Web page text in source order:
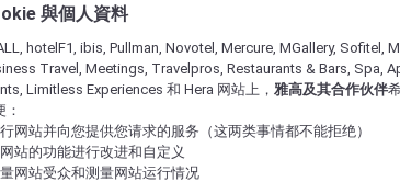
與個人資料
hotelF1, ibis, Pullman, Novotel, Mercure, MGallery, Sofitel,
Travel, Meetings, Travelpros, Restaurants & Bars, Spa,
Limitless Experiences 和 Hera 网站上， 雅高及其合作伙伴
：
网站并向您提供您请求的服务（这两类事情都不能拒绝）
站的功能进行改进和自定义
网站受众和测量网站运行情况